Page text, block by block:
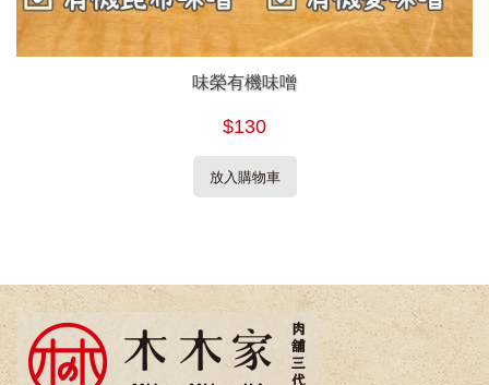
味榮有機味噌
$130
放入購物車